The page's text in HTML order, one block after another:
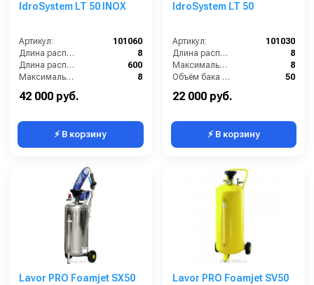
IdroSystem LT 50 INOX
Артикул:
101060
Длина распылительного шланга (м):
8
Длина распылителя (мм):
600
Максимальное давление на выходе (бар):
8
Объём бака / ресивера (л):
42 000 руб.
⚡ В корзину
IdroSystem LT 50
Артикул:
101030
Длина распылительного шланга (м):
8
Максимальное давление на выходе (бар):
8
Объём бака / ресивера (л):
50
Габариты (ДхШхВ):
22 000 руб.
⚡ В корзину
Lavor PRO Foamjet SX50 Lavor PRO Foamjet SV50